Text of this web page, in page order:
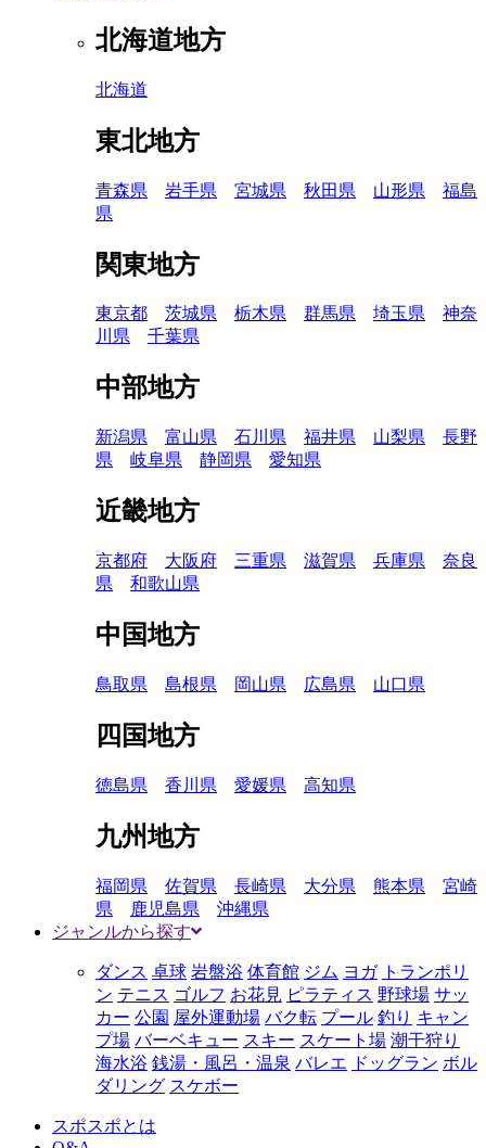
北海道地方
北海道
東北地方
青森県 岩手県 宮城県 秋田県 山形県
福島
県
関東地方
東京都 茨城県 栃木県 群馬県 埼玉県
神奈
川県
千葉県
中部地方
新潟県 富山県 石川県 福井県 山梨県
長野
県
岐阜県 静岡県 愛知県
近畿地方
京都府 大阪府 三重県 滋賀県 兵庫県
奈良
県
和歌山県
中国地方
鳥取県 島根県 岡山県 広島県 山口県
四国地方
徳島県 香川県 愛媛県 高知県
九州地方
福岡県 佐賀県 長崎県 大分県 熊本県
宮崎
県
鹿児島県
沖縄県
ジャンルから探す
ダンス 卓球 岩盤浴 体育館 ジム ヨガ トランポリ
ン テニス ゴルフ お花見 ピラティス 野球場 サッ
カー 公園 屋外運動場 バク転 プール 釣り キャン
プ場 バーベキュー スキー スケート場 潮干狩り
海水浴 銭湯・風呂・温泉 バレエ ドッグラン ボル
ダリング スケボー
スポスポとは